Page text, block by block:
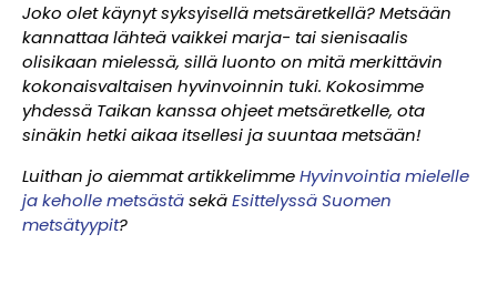
Joko olet käynyt syksyisellä metsäretkellä? Metsään
kannattaa lähteä vaikkei marja- tai sienisaalis
olisikaan mielessä, sillä luonto on mitä merkittävin
kokonaisvaltaisen hyvinvoinnin tuki. Kokosimme
yhdessä Taikan kanssa ohjeet metsäretkelle, ota
sinäkin hetki aikaa itsellesi ja suuntaa metsään!
Luithan jo aiemmat artikkelimmeHyvinvointia mielelle
ja keholle metsästäsekäEsittelyssä Suomen
metsätyypit?